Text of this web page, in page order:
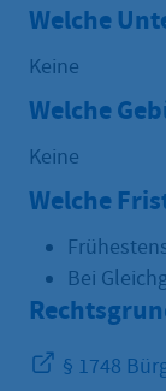
Welche
Keine
Welche
Keine
Welche
Bei
§ 1748